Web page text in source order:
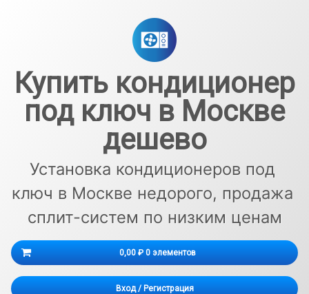
Купить кондиционер
под ключ в Москве
дешево
Установка кондиционеров под
ключ в Москве недорого, продажа
сплит-систем по низким ценам
0,00 ₽ 0 элементов
Корзина пуста.
Вход/Регистрация